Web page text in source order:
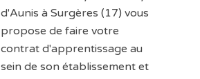
d'Aunis à Surgères (17) vous
propose de faire votre
contrat d'apprentissage au
sein de son établissement et